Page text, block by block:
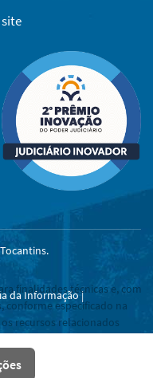
da Informação |
finalidades técnicas e, com
conforme especificado na
recursos relacionados